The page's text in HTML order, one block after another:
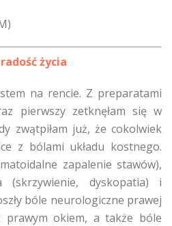
życia
na rencie. Z preparatami
pierwszy zetknęłam się w
zwątpiłam już, że cokolwiek
z bólami układu kostnego.
zapalenie stawów),
(skrzywienie, dyskopatia) i
bóle neurologiczne prawej
prawym okiem, a także bóle